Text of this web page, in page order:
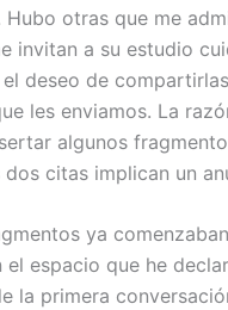
otras que me
invitan a su estudio
deseo de
les enviamos. La
algunos
citas implican un
ya
el espacio que he
la primera